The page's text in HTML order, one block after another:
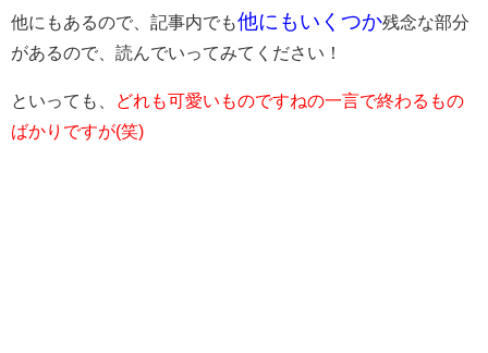
他にもあるので、記事内でも他にもいくつか残念な部分
があるので、読んでいってみてください！
といっても、
どれも可愛いものですねの一言で終わるもの
ばかりですが(笑)